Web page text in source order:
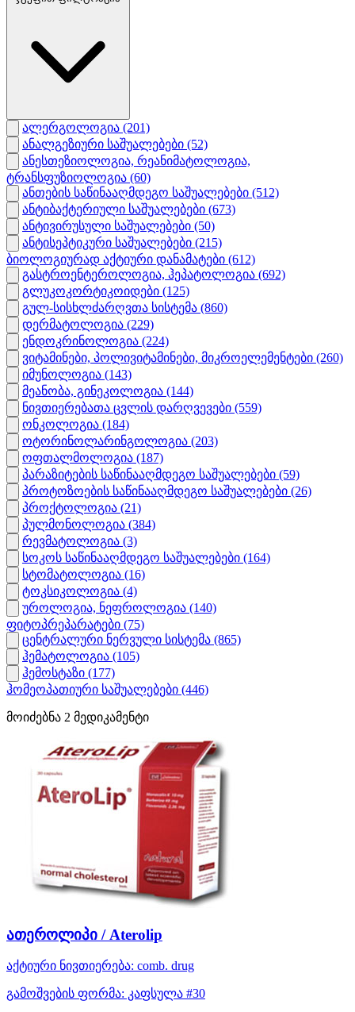
ალერგოლოგია (201)
ანალგეზიური საშუალებები (52)
ანესთეზიოლოგია, რეანიმატოლოგია,
ტრანსფუზიოლოგია (60)
ანთების საწინააღმდეგო საშუალებები (512)
ანტიბაქტერიული საშუალებები (673)
ანტივირუსული საშუალებები (50)
ანტისეპტიკური საშუალებები (215)
ბიოლოგიურად აქტიური დანამატები (612)
გასტროენტეროლოგია, ჰეპატოლოგია (692)
გლუკოკორტიკოიდები (125)
გულ-სისხლძარღვთა სისტემა (860)
დერმატოლოგია (229)
ენდოკრინოლოგია (224)
ვიტამინები, პოლივიტამინები, მიკროელემენტები (260)
იმუნოლოგია (143)
მეანობა, გინეკოლოგია (144)
ნივთიერებათა ცვლის დარღვევები (559)
ონკოლოგია (184)
ოტორინოლარინგოლოგია (203)
ოფთალმოლოგია (187)
პარაზიტების საწინააღმდეგო საშუალებები (59)
პროტოზოების საწინააღმდეგო საშუალებები (26)
პროქტოლოგია (21)
პულმონოლოგია (384)
რევმატოლოგია (3)
სოკოს საწინააღმდეგო საშუალებები (164)
სტომატოლოგია (16)
ტოკსიკოლოგია (4)
უროლოგია, ნეფროლოგია (140)
ფიტოპრეპარატები (75)
ცენტრალური ნერვული სისტემა (865)
ჰემატოლოგია (105)
ჰემოსტაზი (177)
ჰომეოპათიური საშუალებები (446)
მოიძებნა 2 მედიკამენტი
ათეროლიპი / Aterolip
აქტიური ნივთიერება: comb. drug
გამოშვების ფორმა: კაფსულა #30